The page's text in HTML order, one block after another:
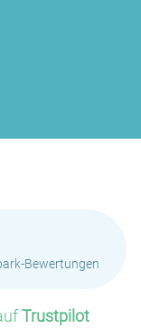
Bewertungen
Trustpilot